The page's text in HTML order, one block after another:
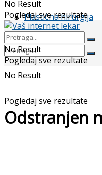
Plastična hirurgija
No Result
Pogledaj sve rezultate
No Result
Pogledaj sve rezultate
No Result
Pogledaj sve rezultate
Odstranjen